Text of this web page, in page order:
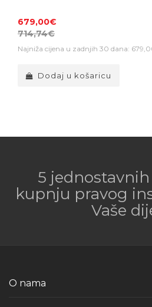
679,00€
714,74€
Najniža cijena u zadnjih 30 dana:
Dodaj u košaricu
5 jednostavnih
kupnju pravog
Vaše
O nama